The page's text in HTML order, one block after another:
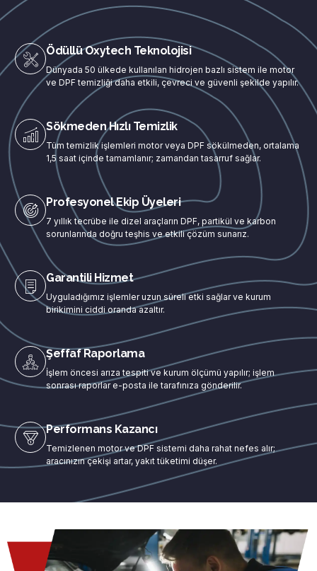
Ödüllü Oxytech Teknolojisi
Dünyada 50 ülkede kullanılan hidrojen bazlı sistem ile motor
ve DPF temizliği daha etkili, çevreci ve güvenli şekilde yapılır.
Sökmeden Hızlı Temizlik
Tüm temizlik işlemleri motor veya DPF sökülmeden, ortalama
1,5 saat içinde tamamlanır; zamandan tasarruf sağlar.
Profesyonel Ekip Üyeleri
7 yıllık tecrübe ile dizel araçların DPF, partikül ve karbon
sorunlarında doğru teşhis ve etkili çözüm sunarız.
Garantili Hizmet
Uyguladığımız işlemler uzun süreli etki sağlar ve kurum
birikimini ciddi oranda azaltır.
Şeffaf Raporlama
İşlem öncesi arıza tespiti ve kurum ölçümü yapılır; işlem
sonrası raporlar e-posta ile tarafınıza gönderilir.
Performans Kazancı
Temizlenen motor ve DPF sistemi daha rahat nefes alır;
aracınızın çekişi artar, yakıt tüketimi düşer.